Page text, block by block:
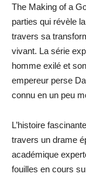
The Making of a
parties qui révèle
travers sa
vivant. La série
homme exilé et
empereur perse
connu en un peu
L’histoire
travers un drame
académique
fouilles en cours